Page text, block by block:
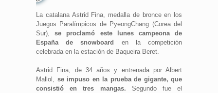
La catalana Astrid Fina, medalla de bronce en los
Juegos Paralímpicos de PyeongChang (Corea del
Sur),se proclamó este lunes campeona de
España de snowboard
en la competición
celebrada en la estación de Baqueira Beret.
Astrid Fina, de 34 años y entrenada por Albert
Mallol, se impuso en la prueba de gigante, que
consistió en tres mangas. Segundo fue el